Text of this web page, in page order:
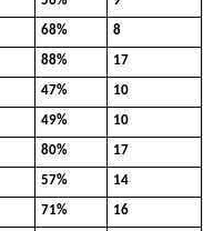
68% 8
88% 17
47% 10
49% 10
80% 17
57% 14
71% 16